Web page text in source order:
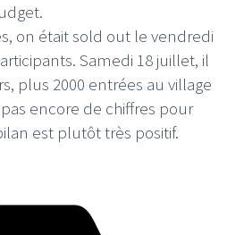
on était sold out le vendredi
Samedi 18 juillet, il
plus 2000 entrées au village
encore de chiffres pour
est plutôt très positif.